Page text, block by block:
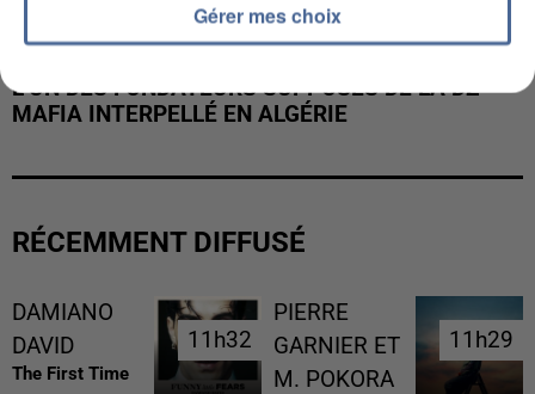
L’UN DES FONDATEURS SUPPOSÉS DE LA DZ
MAFIA INTERPELLÉ EN ALGÉRIE
RÉCEMMENT DIFFUSÉ
DAMIANO
DAVID
The First Time
11h32
11h32
PIERRE
GARNIER ET
M. POKORA
11h29
11h29
Gérer mes choix